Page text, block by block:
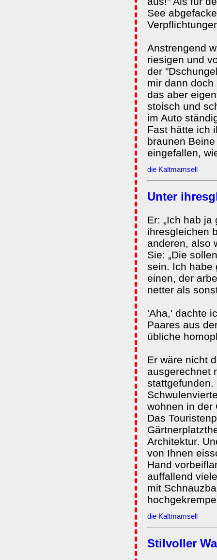
See
Anstrengend
riesigen und
der
mir dann
das aber
stoisch und
im Auto
Fast hätte ich
braunen
eingefallen,
die Kaltmamsell
Unter
Er: „Ich hab
ihresgleichen
anderen, also
Sie: „Die
sein. Ich habe
einen, der
netter als
'Aha,' dachte
Paares aus
übliche
Er wäre nicht
ausgerechnet
wohnen in der
Das
Architektur.
von Ihnen
Hand
auffallend
mit
die Kaltmamsell
Stilvoller